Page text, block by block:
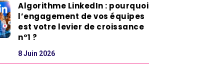
Algorithme LinkedIn : pourquoi
l’engagement de vos équipes
est votre levier de croissance
n°1 ?
8 Juin 2026